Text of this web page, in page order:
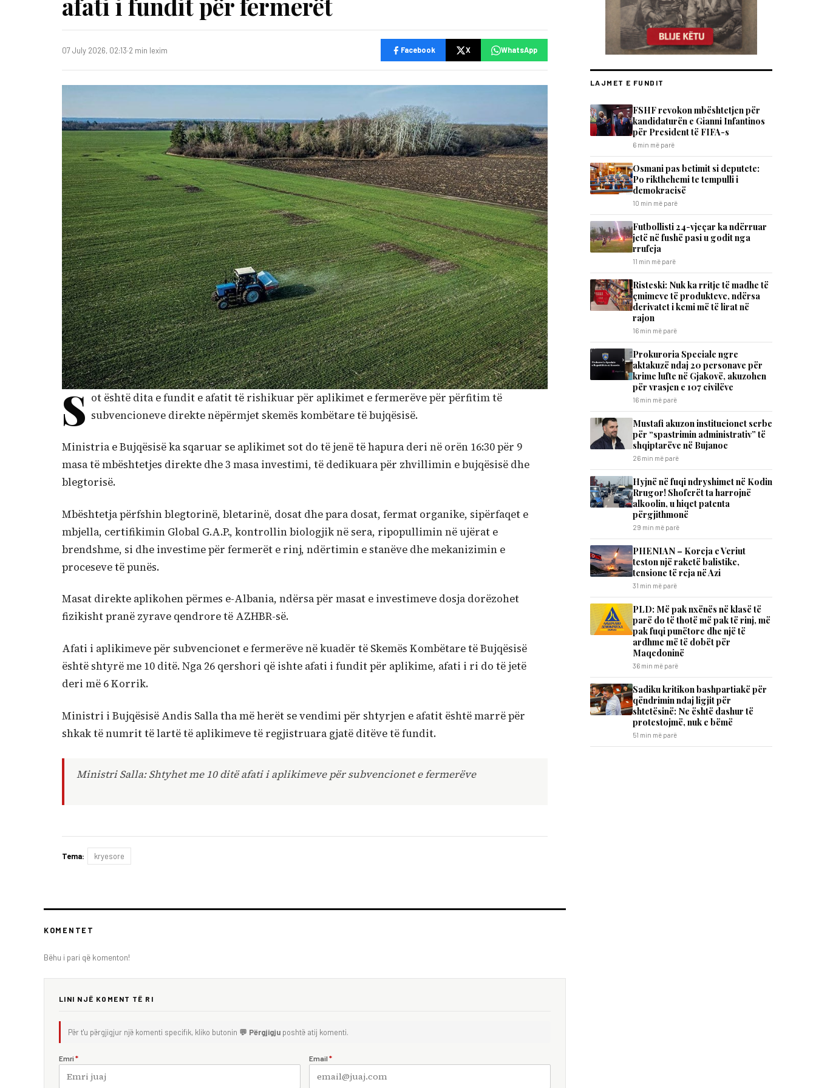
07 July 2026, 02:13·2 min lexim Facebook X WhatsApp
S ot është dita e fundit e afatit të rishikuar për aplikimet e fermerëve për përfitim të
subvencioneve direkte nëpërmjet skemës kombëtare të bujqësisë.
Ministria e Bujqësisë ka sqaruar se aplikimet sot do të jenë të hapura deri në orën 16:30 për 9
masa të mbështetjes direkte dhe 3 masa investimi, të dedikuara për zhvillimin e bujqësisë dhe
blegtorisë.
Mbështetja përfshin blegtorinë, bletarinë, dosat dhe para dosat, fermat organike, sipërfaqet e
mbjella, certifikimin Global G.A.P., kontrollin biologjik në sera, ripopullimin në ujërat e
brendshme, si dhe investime për fermerët e rinj, ndërtimin e stanëve dhe mekanizimin e
proceseve të punës.
Masat direkte aplikohen përmes e-Albania, ndërsa për masat e investimeve dosja dorëzohet
fizikisht pranë zyrave qendrore të AZHBR-së.
Afati i aplikimeve për subvencionet e fermerëve në kuadër të Skemës Kombëtare të Bujqësisë
është shtyrë me 10 ditë. Nga 26 qershori që ishte afati i fundit për aplikime, afati i ri do të jetë
deri më 6 Korrik.
Ministri i Bujqësisë Andis Salla tha më herët se vendimi për shtyrjen e afatit është marrë për
shkak të numrit të lartë të aplikimeve të regjistruara gjatë ditëve të fundit.
Ministri Salla: Shtyhet me 10 ditë afati i aplikimeve për subvencionet e fermerëve
Tema: kryesore
KOMENTET
Bëhu i pari që komenton!
LINI NJË KOMENT TË RI
Për t'u përgjigjur një komenti specifik, kliko butonin 💬 Përgjigju poshtë atij komenti.
Emri * Email *
LAJMET E FUNDIT
FSHF revokon mbështetjen për
kandidaturën e Gianni Infantinos
për President të FIFA-s
6 min më parë
Osmani pas betimit si deputete:
Po rikthehemi te tempulli i
demokracisë
10 min më parë
Futbollisti 24-vjeçar ka ndërruar
jetë në fushë pasi u godit nga
rrufeja
11 min më parë
Risteski: Nuk ka rritje të madhe të
çmimeve të produkteve, ndërsa
derivatet i kemi më të lirat në
rajon
16 min më parë
Prokuroria Speciale ngre
aktakuzë ndaj 20 personave për
krime lufte në Gjakovë, akuzohen
për vrasjen e 107 civilëve
16 min më parë
Mustafi akuzon institucionet serbe
për “spastrimin administrativ” të
shqiptarëve në Bujanoc
26 min më parë
Hyjnë në fuqi ndryshimet në Kodin
Rrugor! Shoferët ta harrojnë
alkoolin, u hiqet patenta
përgjithmonë
29 min më parë
PHENIAN – Koreja e Veriut
teston një raketë balistike,
tensione të reja në Azi
31 min më parë
PLD: Më pak nxënës në klasë të
parë do të thotë më pak të rinj, më
pak fuqi punëtore dhe një të
ardhme më të dobët për
Maqedoninë
36 min më parë
Sadiku kritikon bashpartiakë për
qëndrimin ndaj ligjit për
shtetësinë: Ne është dashur të
protestojmë, nuk e bëmë
51 min më parë